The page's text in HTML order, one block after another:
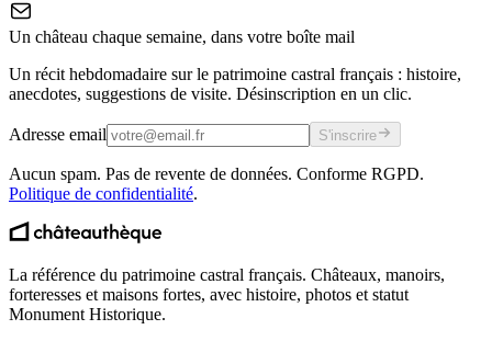
Un château chaque semaine, dans votre boîte mail
Un récit hebdomadaire sur le patrimoine castral français : histoire,
anecdotes, suggestions de visite. Désinscription en un clic.
Adresse email S'inscrire
Aucun spam. Pas de revente de données. Conforme RGPD.
Politique de confidentialité.
La référence du patrimoine castral français. Châteaux, manoirs,
forteresses et maisons fortes, avec histoire, photos et statut
Monument Historique.